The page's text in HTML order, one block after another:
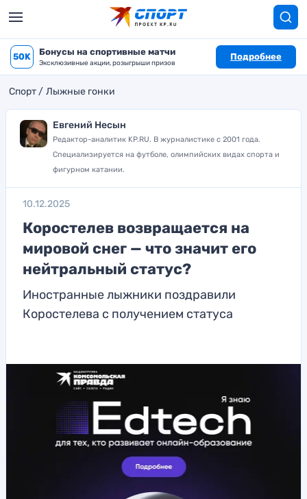
50K Бонусы на спортивные матчи
Эксклюзивные акции, розыгрыши призов
Подробнее
Спорт Лыжные гонки
Евгений Несын
Редактор-аналитик KP.RU. В журналистике с 2001 года.
Специализируется на футболе, олимпийских видах спорта и
фигурном катании.
10.12.2025
Коростелев возвращается на
мировой снег — что значит его
нейтральный статус?
Иностранные лыжники поздравили
Коростелева с получением статуса